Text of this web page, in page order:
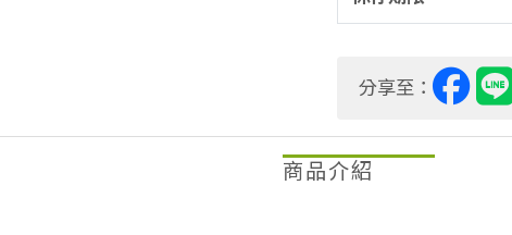
分享至：
商品介紹